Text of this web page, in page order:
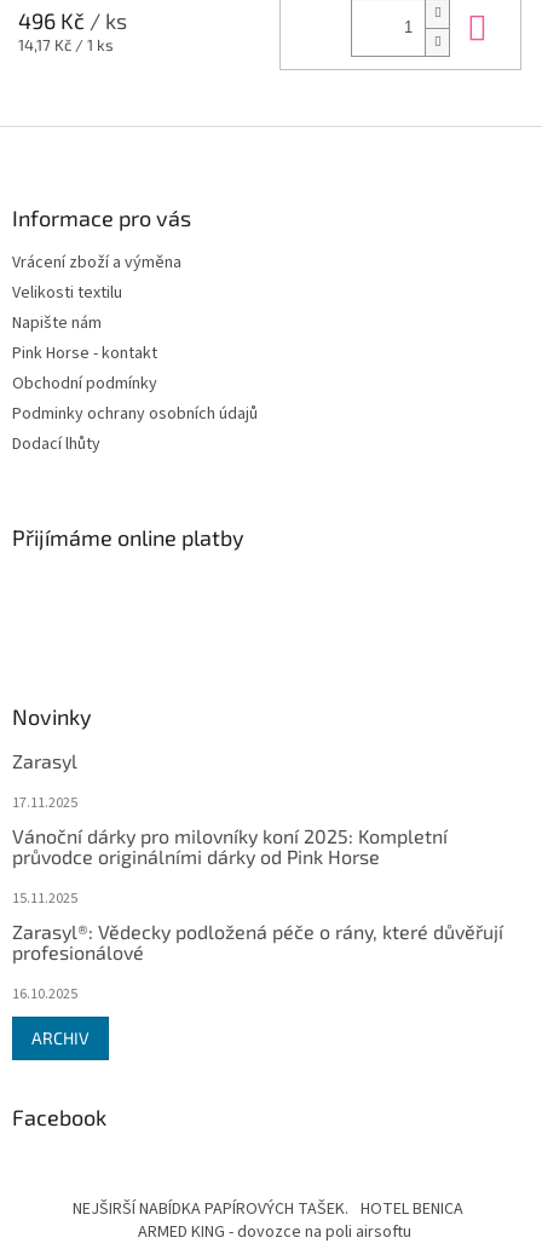
496 Kč / ks
Měrná
14,17 Kč / 1 ks
Informace pro vás
Vrácení zboží a výměna
Velikosti textilu
Napište nám
Pink Horse - kontakt
Obchodní podmínky
Podminky ochrany osobních údajů
Dodací lhůty
Přijímáme online platby
Novinky
Zarasyl
17.11.2025
Vánoční dárky pro milovníky koní 2025: Kompletní
průvodce originálními dárky od Pink Horse
15.11.2025
Zarasyl®: Vědecky podložená péče o rány, které důvěřují
profesionálové
16.10.2025
ARCHIV
Facebook
NEJŠIRŠÍ NABÍDKA PAPÍROVÝCH TAŠEK. HOTEL BENICA
ARMED KING - dovozce na poli airsoftu